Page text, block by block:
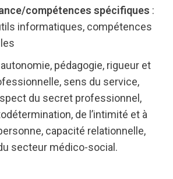
compétences spécifiques :
informatiques, compétences
autonomie, pédagogie, rigueur et
sens du service,
du secret professionnel,
de l’intimité et à
capacité relationnelle,
secteur médico-social.